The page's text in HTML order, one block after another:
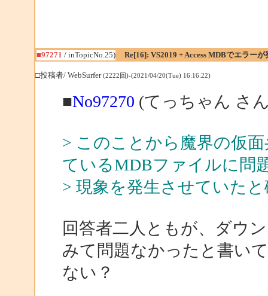
■97271 / inTopicNo.25) Re[16]: VS2019 + Access MDBでエラーが
□投稿者/ WebSurfer(2222回)-(2021/04/20(Tue) 16:16:22)
■No97270 (てっちゃん さ
> このことから魔界の仮
ているMDBファイルに問
> 現象を発生させていた
回答者二人ともが、ダウ
みて問題なかったと書い
ない？